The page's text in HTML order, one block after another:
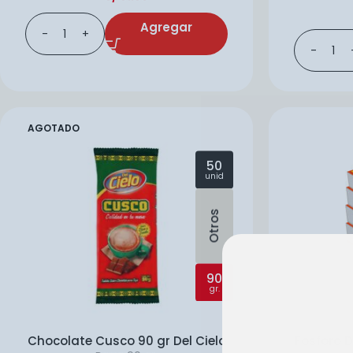
Agregar
AGOTADO
50
unid
Otros
90
gr.
Chocolate Cusco 90 gr Del Cielo